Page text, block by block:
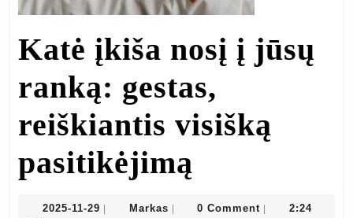
Katė įkiša nosį į jūsų
ranką: gestas,
reiškiantis visišką
pasitikėjimą
įkiša
2025-11-29 2025-
MarkasMarkas0 Comment
2:24